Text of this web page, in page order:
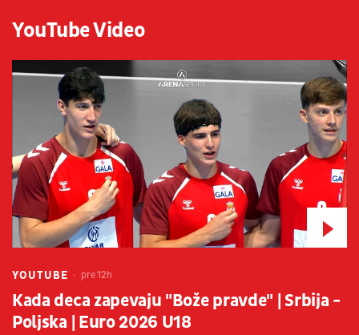
YouTube Video
YOUTUBE pre 12h
Kada deca zapevaju "Bože pravde" | Srbija -
Poljska | Euro 2026 U18